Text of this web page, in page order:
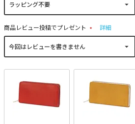
商品レビュー投稿でプレゼント
(
詳細